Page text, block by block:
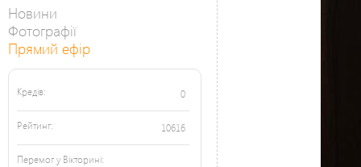
Новини
Фотографії
Прямий ефір
Кредів: 0
Рейтинг: 10616
Перемог у Вікторині: